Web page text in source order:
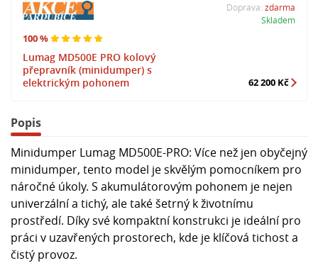
100 %
Lumag MD500E PRO kolový
přepravník (minidumper) s
elektrickým pohonem
Doprava: zdarma
Skladem
62 200 Kč
Popis
Minidumper Lumag MD500E-PRO: Více než jen obyčejný
minidumper, tento model je skvělým pomocníkem pro
náročné úkoly. S akumulátorovým pohonem je nejen
univerzální a tichý, ale také šetrný k životnímu
prostředí. Díky své kompaktní konstrukci je ideální pro
práci v uzavřených prostorech, kde je klíčová tichost a
čistý provoz.